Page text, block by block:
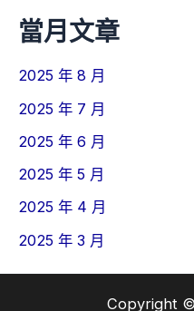
當月文章
2025 年 8 月
2025 年 7 月
2025 年 6 月
2025 年 5 月
2025 年 4 月
2025 年 3 月
Copyright